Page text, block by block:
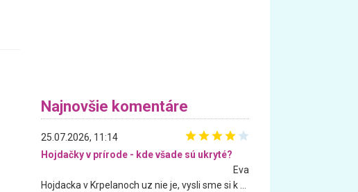
Najnovšie komentáre
25.07.2026, 11:14
Hojdačky v prírode - kde všade sú ukryté?
Eva